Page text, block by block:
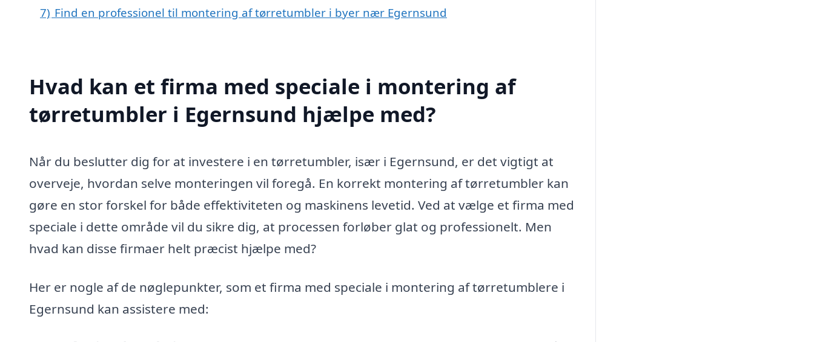
7) Find en professionel til montering af tørretumbler i byer nær Egernsund
Hvad kan et firma med speciale i montering af
tørretumbler i Egernsund hjælpe med?
Når du beslutter dig for at investere i en tørretumbler, især i Egernsund, er det vigtigt at
overveje, hvordan selve monteringen vil foregå. En korrekt montering af tørretumbler kan
gøre en stor forskel for både effektiviteten og maskinens levetid. Ved at vælge et firma med
speciale i dette område vil du sikre dig, at processen forløber glat og professionelt. Men
hvad kan disse firmaer helt præcist hjælpe med?
Her er nogle af de nøglepunkter, som et firma med speciale i montering af tørretumblere i
Egernsund kan assistere med: